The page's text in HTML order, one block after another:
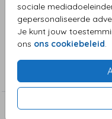
sociale
gepersonaliseerde
Je kunt jouw
ons ons cookiebeleid.
Geboortekaartje jongen
Teksten zijn naar wens